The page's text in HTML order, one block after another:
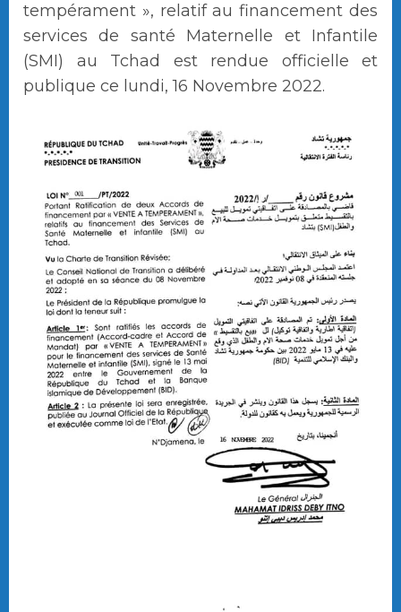
tempérament », relatif au financement des
services de santé Maternelle et Infantile
(SMI) au Tchad est rendue officielle et
publique ce lundi, 16 Novembre 2022.